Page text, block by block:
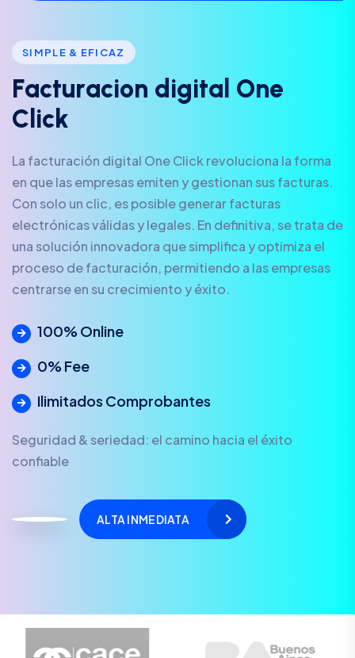
SIMPLE & EFICAZ
Facturacion d igita One
C ick
La facturación digital One Click revoluciona la forma
en que las empresas emiten y gestionan sus facturas.
Con solo un clic, es posible generar facturas
electrónicas válidas y legales. En definitiva, se trata de
una solución innovadora que simplifica y optimiza el
proceso de facturación, permitiendo a las empresas
centrarse en su crecimiento y éxito.
100% Online
0% Fee
Ilimitados Comprobantes
Seguridad & seriedad: el camino hacia el éxito
confiable
ALTA INMEDIATA